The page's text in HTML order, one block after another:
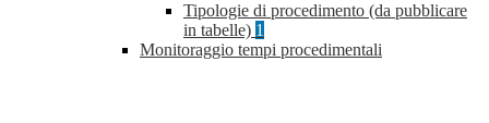
Tipologie di procedimento (da pubblicare
in tabelle) 1
Monitoraggio tempi procedimentali